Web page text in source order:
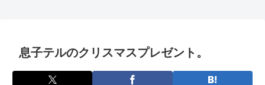
息子テルのクリスマスプレゼント。